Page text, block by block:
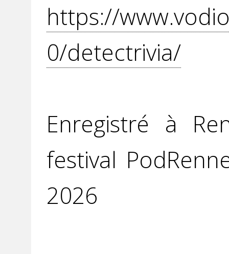
https://
0/detectrivia/
Enregistré à
festival
2026